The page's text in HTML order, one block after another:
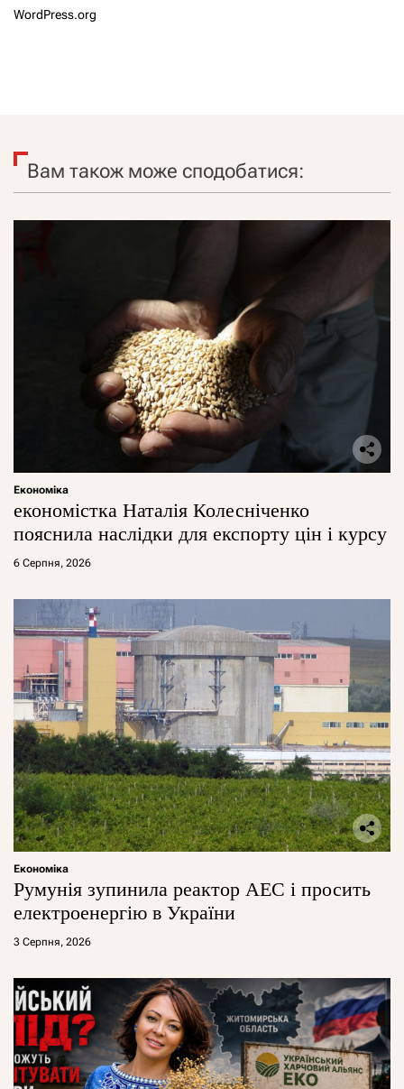
WordPress.org
Вам також може сподобатися:
Економіка
економістка Наталія Колесніченко
пояснила наслідки для експорту цін і курсу
6 Серпня, 2026
Економіка
Румунія зупинила реактор АЕС і просить
електроенергію в України
3 Серпня, 2026